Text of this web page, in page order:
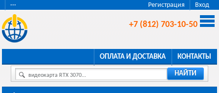
Регистрация Вход
···
+7 (812) 703-10-50
ОПЛАТА И ДОСТАВКА КОНТАКТЫ
видеокарта RTX 3070... НАЙТИ